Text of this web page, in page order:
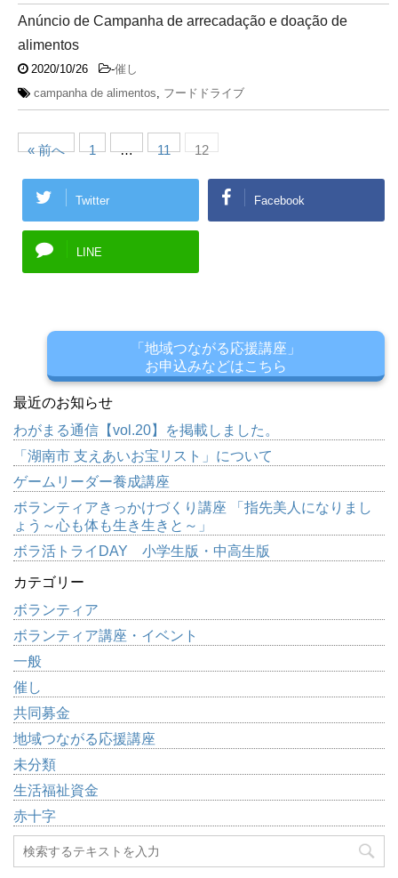
Anúncio de Campanha de arrecadação e doação de
alimentos
2020/10/26 -催し
campanha de alimentos, フードドライブ
« 前へ 1 … 11 12
Twitter Facebook
LINE
「地域つながる応援講座」
お申込みなどはこちら
最近のお知らせ
わがまる通信【vol.20】を掲載しました。
「湖南市 支えあいお宝リスト」について
ゲームリーダー養成講座
ボランティアきっかけづくり講座 「指先美人になりまし
ょう～心も体も生き生きと～」
ボラ活トライDAY 小学生版・中高生版
カテゴリー
ボランティア
ボランティア講座・イベント
一般
催し
共同募金
地域つながる応援講座
未分類
生活福祉資金
赤十字